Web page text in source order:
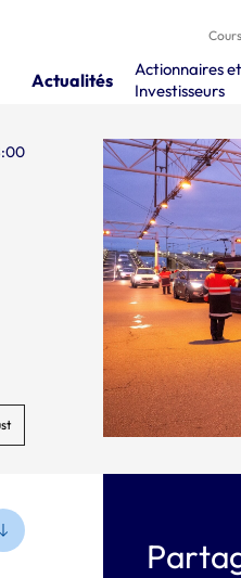
Actualités
Actionnaires et
Investisseurs